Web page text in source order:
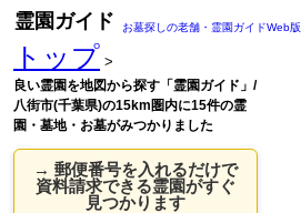
霊園ガイド お墓探しの老舗・霊園ガイドWeb版
トップ >
良い霊園を地図から探す「霊園ガイド」/
八街市(千葉県)の15km圏内に15件の霊
園・墓地・お墓がみつかりました
→ 郵便番号を入れるだけで
資料請求できる霊園がすぐ
見つかります